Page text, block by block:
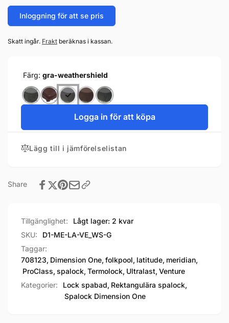
Inloggning för att se pris
Skatt ingår. Frakt beräknas i kassan.
Färg: gra-weathershield
Logga in för att köpa
Lägg till i jämförelselistan
Share
Tillgänglighet:
Lågt lager: 2 kvar
SKU:
D1-ME-LA-VE_WS-G
Taggar:
708123, Dimension One, folkpool, latitude, meridian,
ProClass, spalock, Termolock, Ultralast, Venture
Kategorier:
Lock spabad, Rektangulära spalock,
Spalock Dimension One